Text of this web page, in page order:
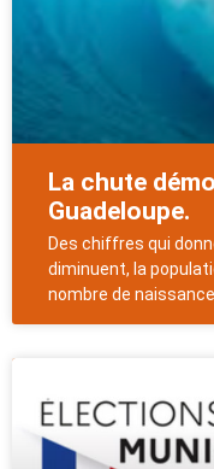
La chute
Guadeloupe.
Des chiffres qui
diminuent, la
nombre de